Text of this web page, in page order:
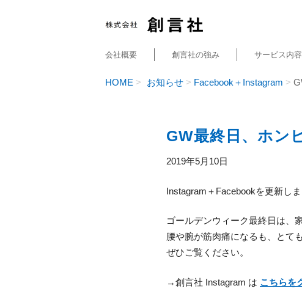
会社概要 創言社の強み サービス内容
HOME お知らせ Facebook＋Instagram
GW最終日、ホン
2019年5月10日
Instagram＋Facebookを更新しま
ゴールデンウィーク最終日は、
腰や腕が筋肉痛になるも、とて
ぜひご覧ください。
→創言社 Instagram は こ ちらを